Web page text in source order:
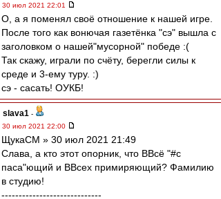
30 июл 2021 22:01
О, а я поменял своё отношение к нашей игре.
После того как вонючая газетёнка "сэ" вышла с
заголовком о нашей"мусорной" победе :(
Так скажу, играли по счёту, берегли силы к
среде и 3-ему туру. :)
сэ - сасать! ОУКБ!
slava1 -
30 июл 2021 22:00
ЩукаСМ » 30 июл 2021 21:49
Слава, а кто этот опорник, что ВВсё "#с
паса"ющий и ВВсех примиряющий? Фамилию
в студию!
-----------------------------